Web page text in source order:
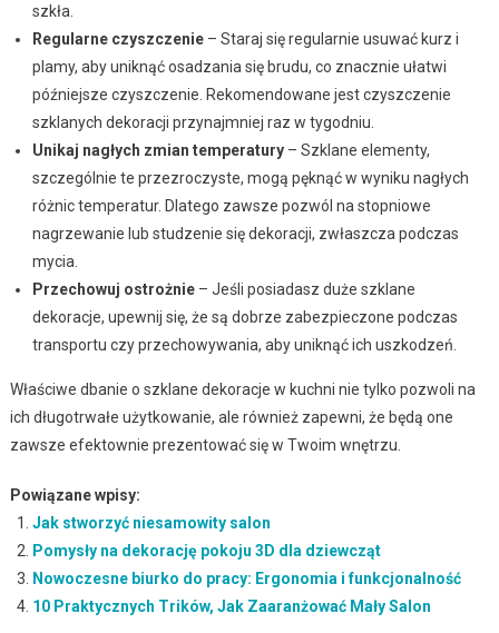
szkła.
Regularne czyszczenie– Staraj się regularnie usuwać kurz i
plamy, aby uniknąć osadzania się brudu, co znacznie ułatwi
późniejsze czyszczenie. Rekomendowane jest czyszczenie
szklanych dekoracji przynajmniej raz w tygodniu.
Unikaj nagłych zmian temperatury– Szklane elementy,
szczególnie te przezroczyste, mogą pęknąć w wyniku nagłych
różnic temperatur. Dlatego zawsze pozwól na stopniowe
nagrzewanie lub studzenie się dekoracji, zwłaszcza podczas
mycia.
Przechowuj ostrożnie– Jeśli posiadasz duże szklane
dekoracje, upewnij się, że są dobrze zabezpieczone podczas
transportu czy przechowywania, aby uniknąć ich uszkodzeń.
Właściwe dbanie o szklane dekoracje w kuchni nie tylko pozwoli na
ich długotrwałe użytkowanie, ale również zapewni, że będą one
zawsze efektownie prezentować się w Twoim wnętrzu.
Powiązane wpisy:
Jak stworzyć niesamowity salon
Pomysły na dekorację pokoju 3D dla dziewcząt
Nowoczesne biurko do pracy: Ergonomia i funkcjonalność
10 Praktycznych Trików, Jak Zaaranżować Mały Salon